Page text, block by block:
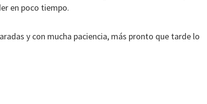
en poco tiempo.
y con mucha paciencia, más pronto que tarde lo